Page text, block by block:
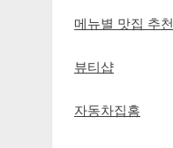
메뉴별 맛집 추천
뷰티샵
자동차집홈